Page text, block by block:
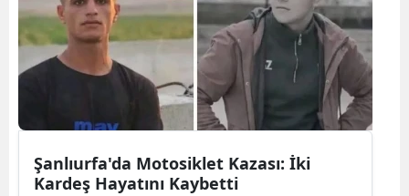
Şanlıurfa'da Motosiklet Kazası: İki
Kardeş Hayatını Kaybetti